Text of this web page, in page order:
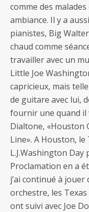
comme des
ambiance. Il y a
pianistes, Big
chaud comme
travailler avec un
Little Joe
capricieux, mais
de guitare avec lui,
fournir une quand il
Dialtone, «Houston
Line». A Houston,
L.J.Washington Day
Proclamation en a
j’ai continué à
orchestre, les Texas
ont suivi avec Joe